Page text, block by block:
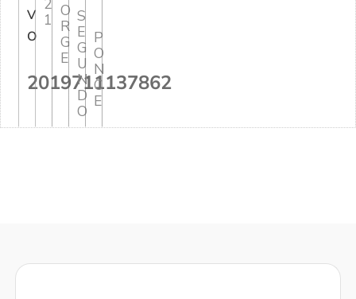
V
O
2019711137862
2
1 O
R
G
E
S
E
G
U
N
D
O
P
O
N
C
E